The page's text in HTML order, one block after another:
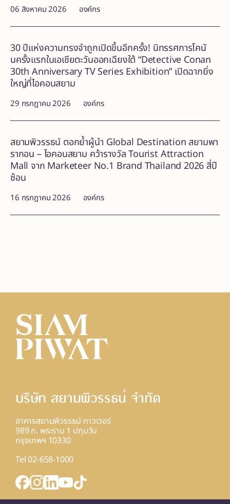
06 สิงหาคม 2026 องค์กร
29 กรกฎาคม 2026 องค์กร
30 ปีแห่งความทรงจำถูกเปิดขึ้นอีกครั้ง! นิทรรศการโคนั
นครั้งแรกในเอเชียตะวันออกเฉียงใต้ “Detective Conan
30th Anniversary TV Series Exhibition” เปิดฉากยิ่ง
ใหญ่ที่ไอคอนสยาม
16 กรกฎาคม 2026 องค์กร
สยามพิวรรธน์ ตอกย้ำผู้นำ Global Destination สยามพา
รากอน – ไอคอนสยาม คว้ารางวัล Tourist Attraction
Mall จาก Marketeer No.1 Brand Thailand 2026 สี่ปี
ซ้อน
บริษัท สยามพิวรรธน์ จํากัด
อาคารสยามพิวรรธน์ ทาวเวอร์
989 ถ. พระราม 1 ปทุมวัน
กรุงเทพฯ 10330
Tel 02-658-1000